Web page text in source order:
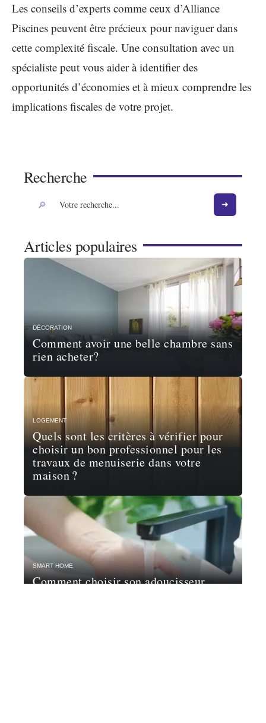
Les conseils d’experts comme ceux d’Alliance
Piscines peuvent être précieux pour naviguer dans
cette complexité fiscale. Une consultation avec un
spécialiste peut vous aider à identifier des
opportunités d’économies et à mieux comprendre les
implications fiscales de votre projet.
Recherche
Articles populaires
DÉCORATION
Comment avoir une belle chambre sans
rien acheter?
LOGEMENT
Quels sont les critères à vérifier pour
choisir un bon professionnel pour les
travaux de menuiserie dans votre
maison ?
SMART HOME
Comment choisir son adoucisseur